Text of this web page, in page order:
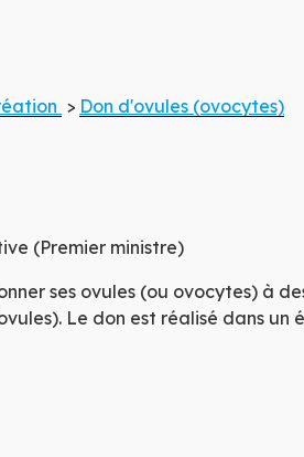
la
> Don d'ovules (ovocytes)
(Premier ministre)
ses ovules (ou ovocytes) à
Le don est réalisé dans